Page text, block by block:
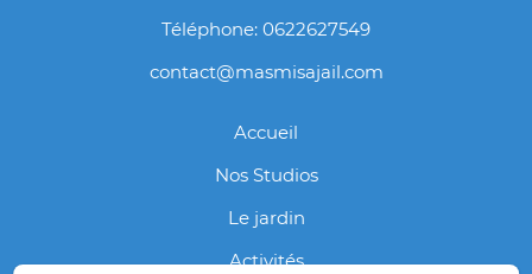
Téléphone: 0622627549
contact@masmisajail.com
Accueil
Nos Studios
Le jardin
Activités